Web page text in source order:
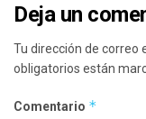
Deja un
Tu dirección de correo
obligatorios están
Comentario *